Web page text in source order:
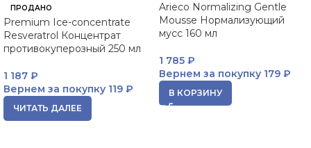
ПРОДАНО
Premium Ice-concentrate
Resveratrol Концентрат
противокуперозный 250 мл
1 187 ₽
Вернем за покупку 119 ₽
ЧИТАТЬ ДАЛЕЕ
Arieco Normalizing Gentle
Mousse Нормализующий
мусс 160 мл
1 785 ₽
Вернем за покупку 179 ₽
В КОРЗИНУ